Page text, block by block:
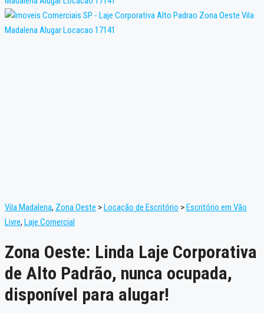
Vila Madalena, Zona Oeste >Locação de Escritório >Escritório em Vão
Livre, Laje Comercial
Zona Oeste: Linda Laje Corporativa
de Alto Padrão, nunca ocupada,
disponível para alugar!